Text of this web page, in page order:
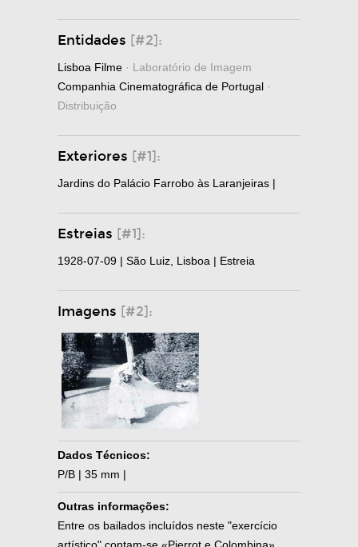
Entidades [#2]:
Lisboa Filme · Laboratório de Imagem
Companhia Cinematográfica de Portugal ·
Distribuição
Exteriores [#1]:
Jardins do Palácio Farrobo às Laranjeiras |
Estreias [#1]:
1928-07-09 | São Luiz, Lisboa | Estreia
Imagens [#2]:
Dados Técnicos:
P/B | 35 mm |
Outras informações:
Entre os bailados incluídos neste "exercício